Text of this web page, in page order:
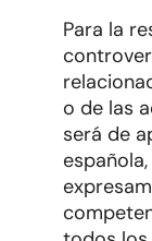
Para la
o de las
será de